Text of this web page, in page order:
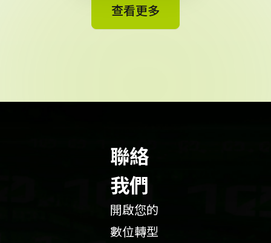
施
查看更多
聯絡
我們
開啟您的
數位轉型